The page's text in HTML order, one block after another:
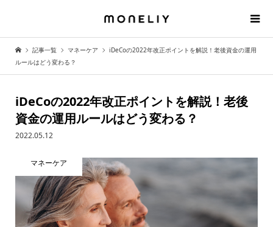
記事一覧 マネーケア
iDeCoの2022年改正ポイントを解説！老後資金の運用
ルールはどう変わる？
iDeCoの2022年改正ポイントを解説！老後
資金の運用ルールはどう変わる？
2022.05.12
マネーケア